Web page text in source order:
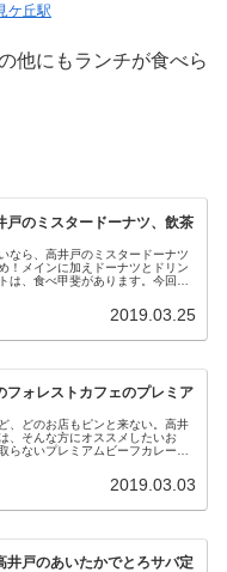
ケ丘駅
他にもランチが食べら
戸のミスタードーナツ、飲茶
なら、高井戸のミスタードーナツ
！メインに加えドーナツとドリン
は、食べ甲斐があります。今回は
2019.03.25
フォレストカフェのプレミア
、どのお店もピンと来ない。高井
、そんな方にオススメしたいお
らないプレミアムビーフカレー
2019.03.03
井戸のあいたかでとろサバ定